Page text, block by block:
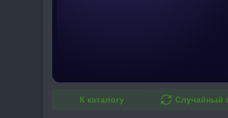
К каталогу Случайный